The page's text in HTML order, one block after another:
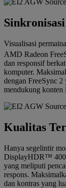
Visualisasi
AMD Radeon
dan responsif
komputer.
dengan FreeSync 2
mendukung konten
Kualitas
Hanya segelintir
DisplayHDR™ 400.
yang meliputi
respons.
dan kontras yang